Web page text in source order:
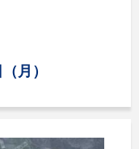
月）